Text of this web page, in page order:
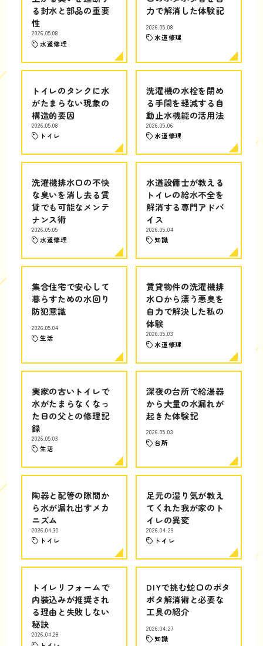
る封水と部品の重要
性
2026.05.08
水道修理
力で解消した体験記
2026.05.08
水道修理
トイレのタンクに水
がたまらない現象の
構造的要因
2026.05.08
トイレ
洗濯機の水栓を閉め
る手間を軽減する自
動止水機能の活用法
2026.05.06
水道修理
洗濯機排水口の不快
な臭いを消し去る賃
貸でも可能なメンテ
ナンス術
2026.05.05
水道修理
水道設備士が教える
トイレの給水不全を
解消する専門アドバ
イス
2026.05.04
知識
集合住宅で安心して
暮らすための水回り
防犯意識
2026.05.04
生活
賃貸物件の洗濯機排
水口から漂う悪臭を
自力で解決した私の
体験
2026.05.03
水道修理
実家の古いトイレで
水がたまらなくなっ
た日の父との修理記
録
2026.05.03
生活
深夜の台所で給湯器
から大量の水漏れが
起きた体験記
2026.05.03
台所
陶器と配管の隙間か
ら水が漏れ出すメカ
ニズム
2026.04.30
トイレ
足元の湿り気が教え
てくれた我が家のト
イレの異変
2026.04.29
トイレ
トイレリフォームで
内装込みが推奨され
る理由と失敗しない
秘訣
2026.04.28
DIYで挑む蛇口のポタ
ポタ解消術と必要な
工具の紹介
2026.04.27
知識